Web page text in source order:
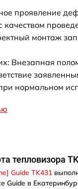
проявление
монтаж
Внезапная
нормальном
тепловизора
Guide TK431
Guide в